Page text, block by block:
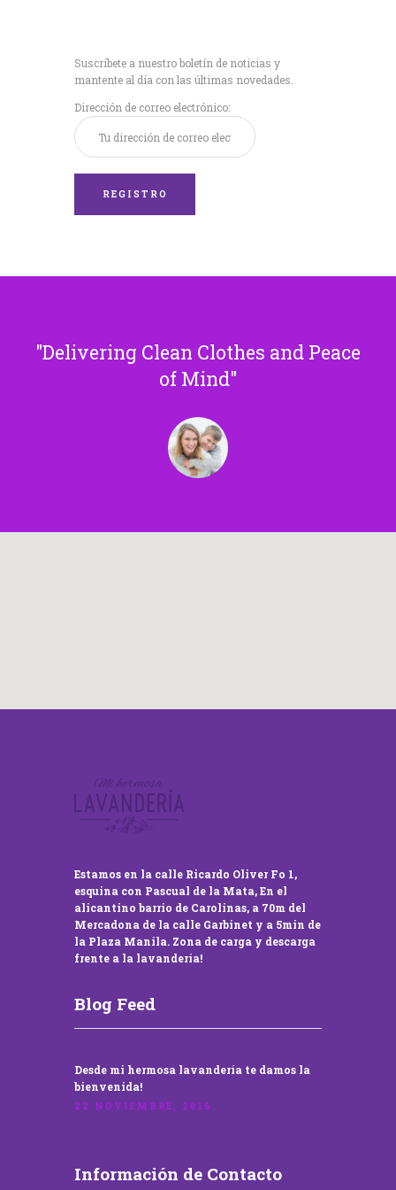
Suscríbete a nuestro boletín de noticias y
mantente al día con las últimas novedades.
Dirección de correo electrónico:
Delivering Clean Clothes and Peace
of Mind
Estamos en la calle Ricardo Oliver Fo 1,
esquina con Pascual de la Mata, En el
alicantino barrio de Carolinas, a 70m del
Mercadona de la calle Garbinet y a 5min de
la Plaza Manila. Zona de carga y descarga
frente a la lavandería!
Blog Feed
Desde mi hermosa lavandería te damos la
bienvenida!
22 NOVIEMBRE, 2016
Información de Contacto